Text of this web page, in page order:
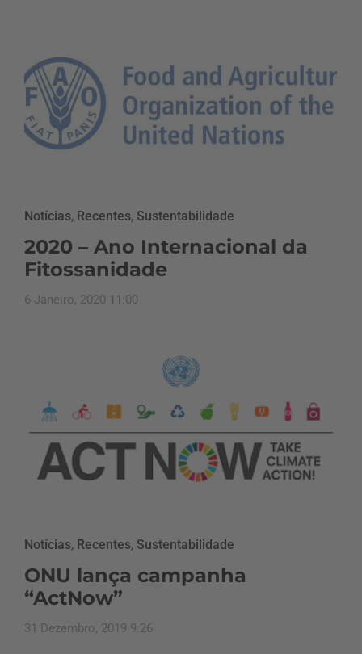
Notícias, Recentes, Sustentabilidade
2020 – Ano Internacional da
Fitossanidade
6 Janeiro, 2020 11:00
Notícias, Recentes, Sustentabilidade
ONU lança campanha
“ActNow”
31 Dezembro, 2019 9:26